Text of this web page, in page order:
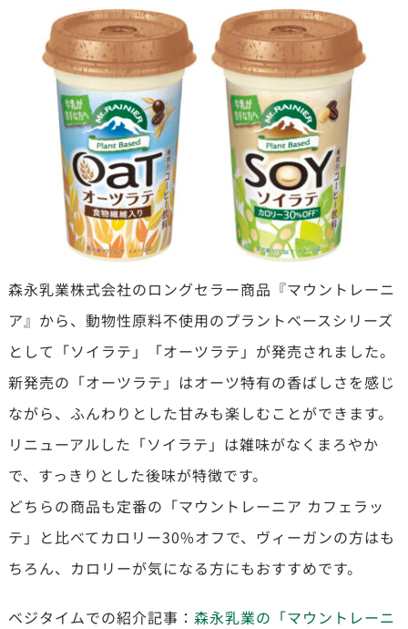
森永乳業株式会社のロングセラー商品『マウントレーニ
ア』から、動物性原料不使用のプラントベースシリーズ
として「ソイラテ」「オーツラテ」が発売されました。
新発売の「オーツラテ」はオーツ特有の香ばしさを感じ
ながら、ふんわりとした甘みも楽しむことができます。
リニューアルした「ソイラテ」は雑味がなくまろやか
で、すっきりとした後味が特徴です。
どちらの商品も定番の「マウントレーニア カフェラッ
テ」と比べてカロリー30%オフで、ヴィーガンの方はも
ちろん、カロリーが気になる方にもおすすめです。
ベジタイムでの紹介記事： 森永乳業の「マウントレーニ